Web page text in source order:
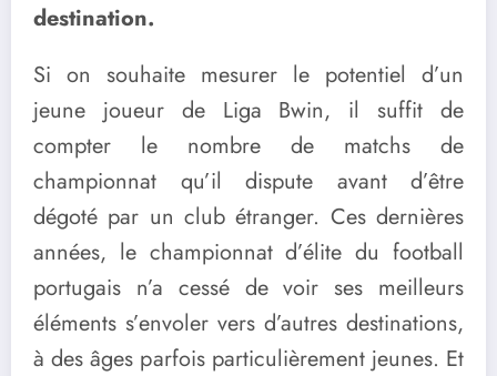
destination.
Si on souhaite mesurer le potentiel d’un
jeune joueur de Liga Bwin, il suffit de
compter le nombre de matchs de
championnat qu’il dispute avant d’être
dégoté par un club étranger. Ces dernières
années, le championnat d’élite du football
portugais n’a cessé de voir ses meilleurs
éléments s’envoler vers d’autres destinations,
à des âges parfois particulièrement jeunes. Et